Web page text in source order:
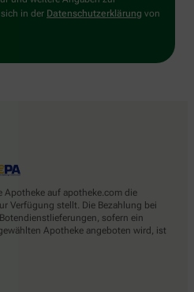
in der Datenschutzerklärung von
Apotheke auf apotheke.com die
Verfügung stellt. Die Bezahlung bei
sofern ein
Apotheke angeboten wird, ist